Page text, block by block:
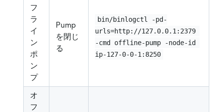
フ
ラ
イ
ン
ポ
ン
プ
Pump
を閉じ
る
bin/binlogctl -pd-
urls=http://127.0.0.1:2379
-cmd offline-pump -node-id
ip-127-0-0-1:8250
オ
フ